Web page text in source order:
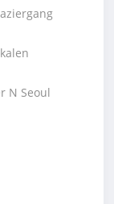
N Seoul